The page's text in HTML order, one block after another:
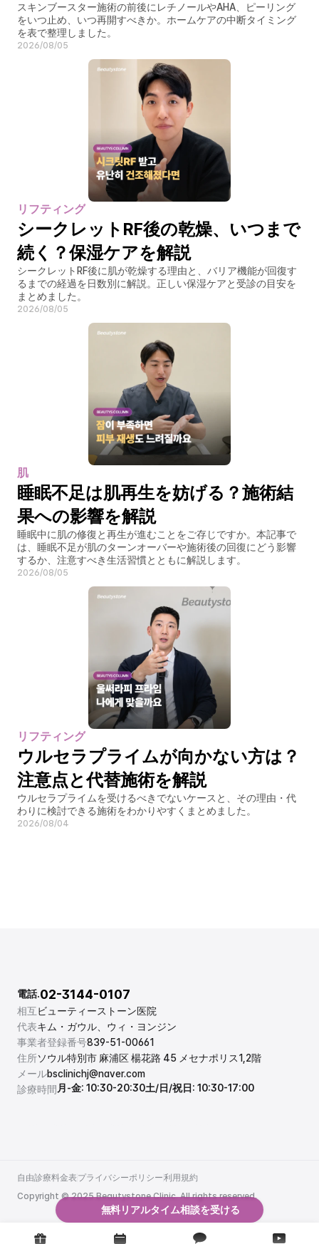
スキンブースター施術の前後にレチノールやAHA、ピーリング
をいつ止め、いつ再開すべきか。ホームケアの中断タイミング
を表で整理しました。
2026/08/05
リフティング
シークレットRF後の乾燥、いつまで
続く？保湿ケアを解説
シークレットRF後に肌が乾燥する理由と、バリア機能が回復す
るまでの経過を日数別に解説。正しい保湿ケアと受診の目安を
まとめました。
2026/08/05
肌
睡眠不足は肌再生を妨げる？施術結
果への影響を解説
睡眠中に肌の修復と再生が進むことをご存じですか。本記事で
は、睡眠不足が肌のターンオーバーや施術後の回復にどう影響
するか、注意すべき生活習慣とともに解説します。
2026/08/05
リフティング
ウルセラプライムが向かない方は？
注意点と代替施術を解説
ウルセラプライムを受けるべきでないケースと、その理由・代
わりに検討できる施術をわかりやすくまとめました。
2026/08/04
相互ビューティーストーン医院
代表キム・ガウル、ウィ・ヨンジン
事業者登録番号839-51-00661
住所ソウル特別市 麻浦区 楊花路 45 メセナポリス1,2階
メールbsclinichj@naver.com
診療時間 月-金: 10:30-20:30土/日/祝日: 10:30-17:00
電話.02-3144-0107
Copyright © 2025 Beautystone Clinic. All rights reserved.
自由診療料金表
自由診療料金表
プライバシーポリシー
プライバシーポリシー
利用規約
利用規約
無料リアルタイム相談を受ける